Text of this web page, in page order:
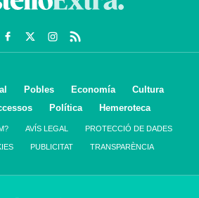
Pobles Economía
Cultura
Política Hemeroteca
AVÍS LEGAL PROTECCIÓ DE DADES
PUBLICITAT TRANSPARÈNCIA